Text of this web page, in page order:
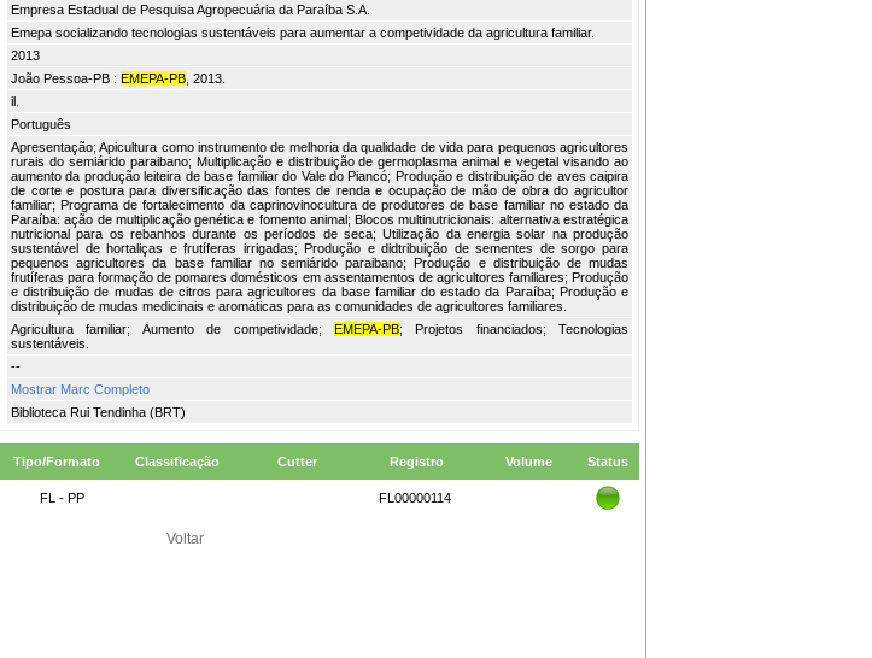
Empresa Estadual de Pesquisa Agropecuária da Paraíba S.A.
Emepa socializando tecnologias sustentáveis para aumentar a competividade da agricultura familiar.
2013
João Pessoa-PB : EMEPA-PB , 2013.
il.
Português
Apresentação; Apicultura como instrumento de melhoria da qualidade de vida para pequenos agricultores
rurais do semiárido paraibano; Multiplicação e distribuição de germoplasma animal e vegetal visando ao
aumento da produção leiteira de base familiar do Vale do Piancó; Produção e distribuição de aves caipira
de corte e postura para diversificação das fontes de renda e ocupação de mão de obra do agricultor
familiar; Programa de fortalecimento da caprinovinocultura de produtores de base familiar no estado da
Paraíba: ação de multiplicação genética e fomento animal; Blocos multinutricionais: alternativa estratégica
nutricional para os rebanhos durante os períodos de seca; Utilização da energia solar na produção
sustentável de hortaliças e frutíferas irrigadas; Produção e didtribuição de sementes de sorgo para
pequenos agricultores da base familiar no semiárido paraibano; Produção e distribuição de mudas
frutíferas para formação de pomares domésticos em assentamentos de agricultores familiares; Produção
e distribuição de mudas de citros para agricultores da base familiar do estado da Paraíba; Produção e
distribuição de mudas medicinais e aromáticas para as comunidades de agricultores familiares.
Agricultura familiar; Aumento de competividade; EMEPA-PB; Projetos financiados; Tecnologias
sustentáveis.
--
Mostrar Marc Completo
Biblioteca Rui Tendinha (BRT)
Tipo/Formato Classificação Cutter Registro Volume Status
FL - PP FL00000114
Voltar